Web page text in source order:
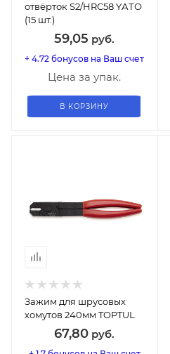
отвёрток S2/HRC58 YАТО
(15 шт.)
59,05 руб.
+ 4.72 бонусов на Ваш счет
Цена за упак.
В КОРЗИНУ
Зажим для шрусовых
хомутов 240мм TOPTUL
67,80 руб.